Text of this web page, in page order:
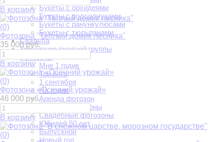
Букеты с орхидеями
Букеты с подсолнухами
Букеты с ранункулюсами
Букеты с тюльпанами
Свадьба
Украшение входной группы
Фотозоны
Мне 1 годик
Три кота
1 сентября
На годик
Аренда фотозон
Детские фотозоны
Свадебные фотозоны
Юбилей 50 лет
Выпускной
Новый год
В корзину
(0)
Фотозона "Теплый домик лесника"
35 000 руб.
В корзину
(0)
Фотозона «Осенний урожай»
46 000 руб.
В корзину
(0)